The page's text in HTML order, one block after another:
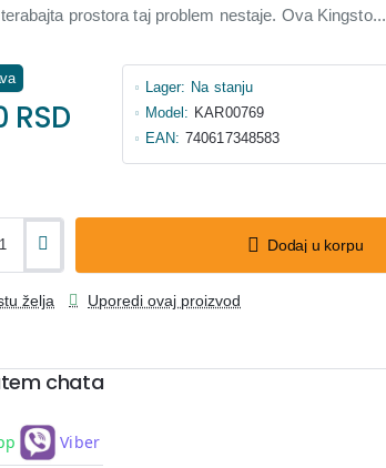
prostora taj problem nestaje. Ova Kingsto...
RSD
Lager: Na stanju
Model: KAR00769
EAN: 740617348583
Dodaj u korpu
želja Uporedi ovaj proizvod
chata
Viber